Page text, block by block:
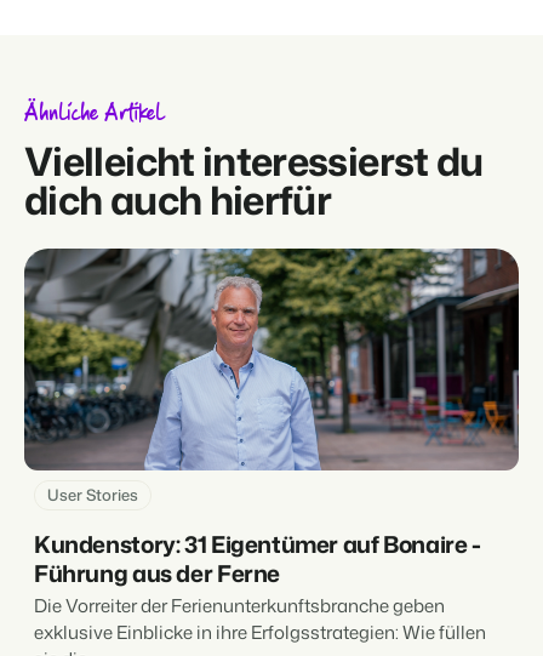
Ähnliche Artikel
Vielleicht interessierst du
dich auch hierfür
User Stories
Kundenstory: 31 Eigentümer auf Bonaire -
Führung aus der Ferne
Die Vorreiter der Ferienunterkunftsbranche geben
exklusive Einblicke in ihre Erfolgsstrategien: Wie füllen